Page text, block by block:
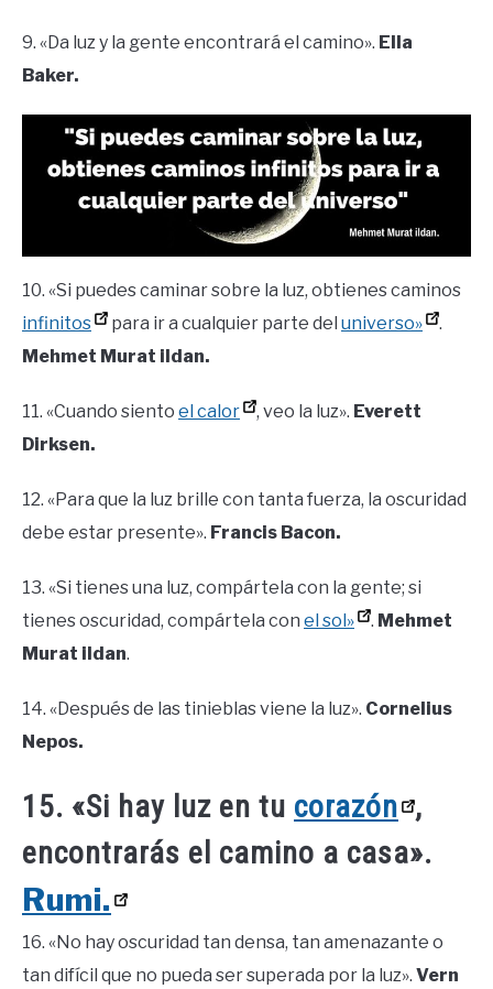
9. «Da luz y la gente encontrará el camino». Ella
Baker.
10. «Si puedes caminar sobre la luz, obtienes caminos
infinitos
para ir a cualquier parte del universo»
.
Mehmet Murat ildan.
11. «Cuando siento el calor , veo la luz». Everett
Dirksen.
12. «Para que la luz brille con tanta fuerza, la oscuridad
debe estar presente». Francis Bacon.
13. «Si tienes una luz, compártela con la gente; si
tienes oscuridad, compártela con el sol» . Mehmet
Murat ildan.
14. «Después de las tinieblas viene la luz». Cornelius
Nepos.
15. «Si hay luz en tu corazón ,
encontrarás el camino a casa».
Rumi.
16. «No hay oscuridad tan densa, tan amenazante o
tan difícil que no pueda ser superada por la luz». Vern